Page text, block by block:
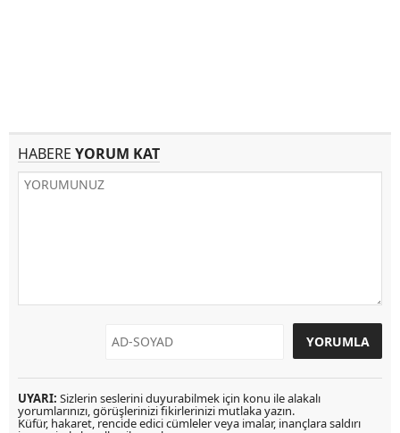
HABERE YORUM KAT
UYARI: Sizlerin seslerini duyurabilmek için konu ile alakalı
yorumlarınızı, görüşlerinizi fikirlerinizi mutlaka yazın.
Küfür, hakaret, rencide edici cümleler veya imalar, inançlara saldırı